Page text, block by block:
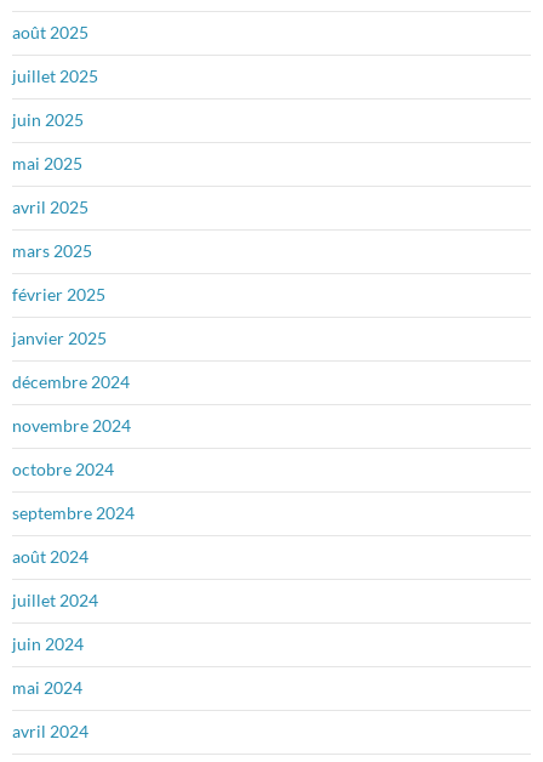
août 2025
juillet 2025
juin 2025
mai 2025
avril 2025
mars 2025
février 2025
janvier 2025
décembre 2024
novembre 2024
octobre 2024
septembre 2024
août 2024
juillet 2024
juin 2024
mai 2024
avril 2024